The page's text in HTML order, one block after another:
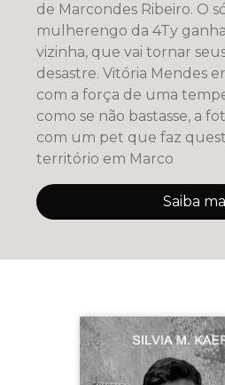
de Marcondes Ribeiro. O
mulherengo da 4Ty
vizinha, que vai tornar
desastre. Vitória Mendes entra em sua vida
com a força de uma
como se não bastasse, a
com um pet que faz
território em Marco
Saiba